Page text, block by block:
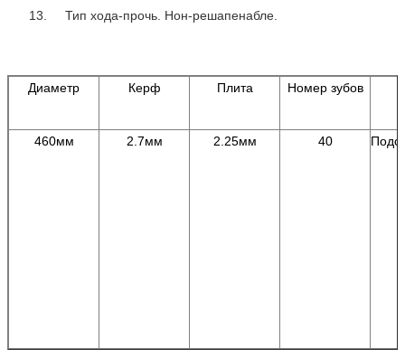
13. Тип хода-прочь. Нон-решапенабле.
Диаметр Керф Плита Номер зубов
460мм 2.7мм 2.25мм 40